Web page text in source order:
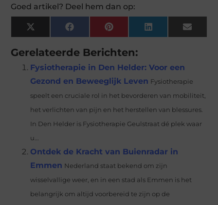
Goed artikel? Deel hem dan op:
X
(Twitter)
FacebookPinterestLinkedInEmail
Gerelateerde Berichten:
Fysiotherapie in Den Helder: Voor een
Gezond en Beweeglijk Leven Fysiotherapie
speelt een cruciale rol in het bevorderen van mobiliteit,
het verlichten van pijn en het herstellen van blessures.
In Den Helder is Fysiotherapie Geulstraat dé plek waar
u...
Ontdek de Kracht van Buienradar in
Emmen Nederland staat bekend om zijn
wisselvallige weer, en in een stad als Emmen is het
belangrijk om altijd voorbereid te zijn op de